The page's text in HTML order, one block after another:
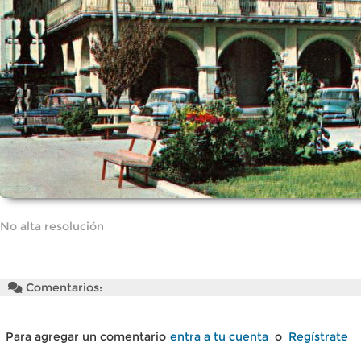
No alta resolución
Comentarios:
Para agregar un comentario entra a tu cuenta o Regístrate